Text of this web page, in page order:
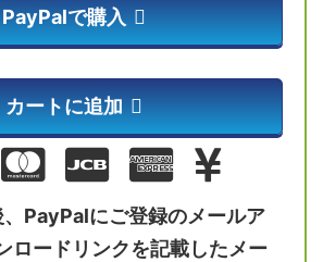
PayPalで購入
カートに追加
、PayPalにご登録のメールア
ロードリンクを記載したメー